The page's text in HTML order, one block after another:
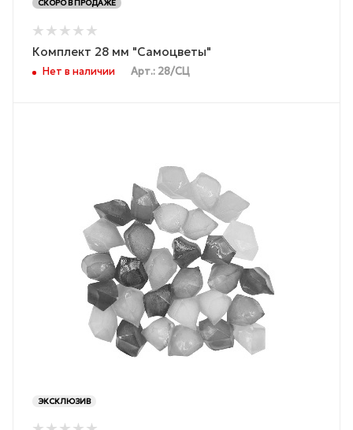
СКОРО В ПРОДАЖЕ
Комплект 28 мм "Самоцветы"
Нет в наличии Арт.: 28/СЦ
ЭКСКЛЮЗИВ